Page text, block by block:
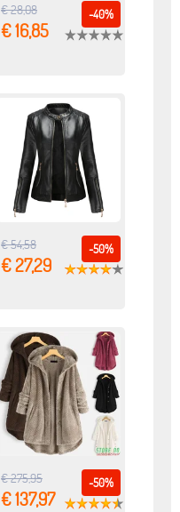
-40%
€ 28,08
€ 16,85
-50%
€ 54,58
€ 27,29
-50%
€ 275,95
€ 137,97